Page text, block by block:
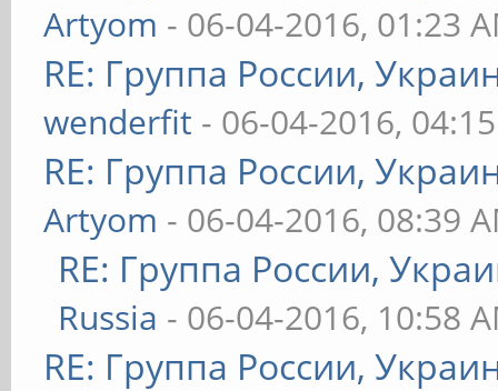
Artyom - 06-04-2016, 01:23
RE: Группа России,
wenderfit - 06-04-2016,
RE: Группа России,
Artyom - 06-04-2016, 08:39
RE: Группа России,
Russia - 06-04-2016, 10:58
RE: Группа России,